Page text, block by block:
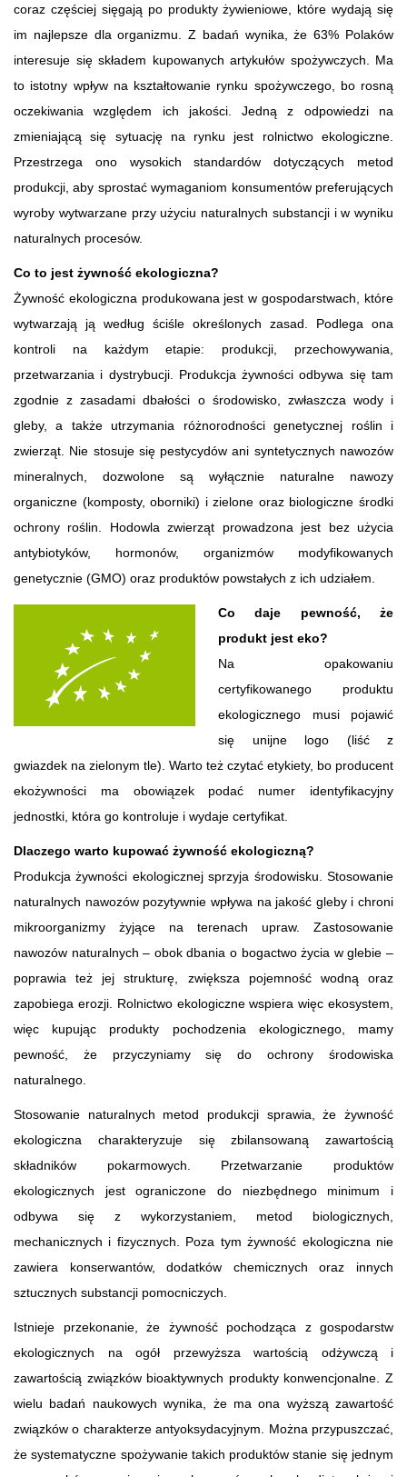
coraz częściej sięgają po produkty żywieniowe, które wydają się
im najlepsze dla organizmu. Z badań wynika, że 63% Polaków
interesuje się składem kupowanych artykułów spożywczych. Ma
to istotny wpływ na kształtowanie rynku spożywczego, bo rosną
oczekiwania względem ich jakości. Jedną z odpowiedzi na
zmieniającą się sytuację na rynku jest rolnictwo ekologiczne.
Przestrzega ono wysokich standardów dotyczących metod
produkcji, aby sprostać wymaganiom konsumentów preferujących
wyroby wytwarzane przy użyciu naturalnych substancji i w wyniku
naturalnych procesów.
Co to jest żywność ekologiczna?
Żywność ekologiczna produkowana jest w gospodarstwach, które
wytwarzają ją według ściśle określonych zasad. Podlega ona
kontroli na każdym etapie: produkcji, przechowywania,
przetwarzania i dystrybucji. Produkcja żywności odbywa się tam
zgodnie z zasadami dbałości o środowisko, zwłaszcza wody i
gleby, a także utrzymania różnorodności genetycznej roślin i
zwierząt. Nie stosuje się pestycydów ani syntetycznych nawozów
mineralnych, dozwolone są wyłącznie naturalne nawozy
organiczne (komposty, oborniki) i zielone oraz biologiczne środki
ochrony roślin. Hodowla zwierząt prowadzona jest bez użycia
antybiotyków, hormonów, organizmów modyfikowanych
genetycznie (GMO) oraz produktów powstałych z ich udziałem.
Co daje pewność, że
produkt jest eko?
Na opakowaniu
certyfikowanego produktu
ekologicznego musi pojawić
się unijne logo (liść z
gwiazdek na zielonym tle). Warto też czytać etykiety, bo producent
ekożywności ma obowiązek podać numer identyfikacyjny
jednostki, która go kontroluje i wydaje certyfikat.
Dlaczego warto kupować żywność ekologiczną?
Produkcja żywności ekologicznej sprzyja środowisku. Stosowanie
naturalnych nawozów pozytywnie wpływa na jakość gleby i chroni
mikroorganizmy żyjące na terenach upraw. Zastosowanie
nawozów naturalnych – obok dbania o bogactwo życia w glebie –
poprawia też jej strukturę, zwiększa pojemność wodną oraz
zapobiega erozji. Rolnictwo ekologiczne wspiera więc ekosystem,
więc kupując produkty pochodzenia ekologicznego, mamy
pewność, że przyczyniamy się do ochrony środowiska
naturalnego.
Stosowanie naturalnych metod produkcji sprawia, że żywność
ekologiczna charakteryzuje się zbilansowaną zawartością
składników pokarmowych. Przetwarzanie produktów
ekologicznych jest ograniczone do niezbędnego minimum i
odbywa się z wykorzystaniem, metod biologicznych,
mechanicznych i fizycznych. Poza tym żywność ekologiczna nie
zawiera konserwantów, dodatków chemicznych oraz innych
sztucznych substancji pomocniczych.
Istnieje przekonanie, że żywność pochodząca z gospodarstw
ekologicznych na ogół przewyższa wartością odżywczą i
zawartością związków bioaktywnych produkty konwencjonalne. Z
wielu badań naukowych wynika, że ma ona wyższą zawartość
związków o charakterze antyoksydacyjnym. Można przypuszczać,
że systematyczne spożywanie takich produktów stanie się jednym